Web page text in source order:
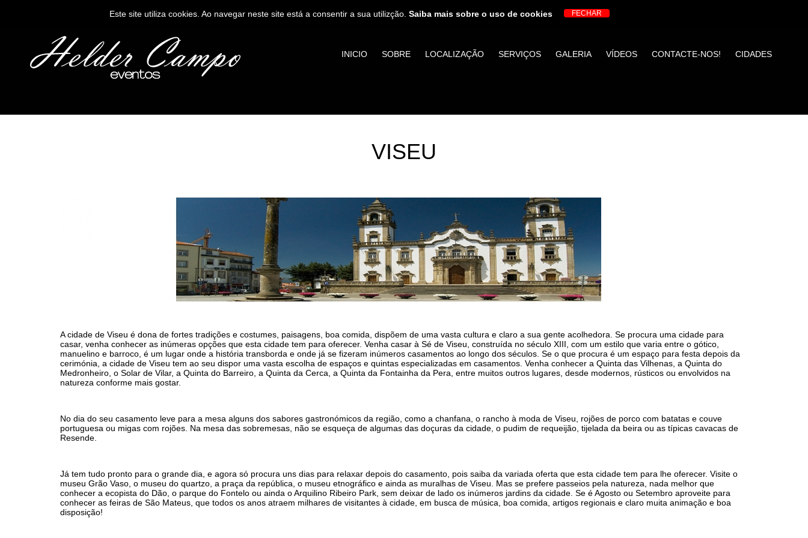
INICIO SOBRE LOCALIZAÇÃO SERVIÇOS GALERIA VÍDEOS CONTACTE-NOS! CIDADES
VISEU
A cidade de Viseu é dona de fortes tradições e costumes, paisagens, boa comida, dispõem de uma vasta cultura e claro a sua gente acolhedora. Se procura uma cidade para
casar, venha conhecer as inúmeras opções que esta cidade tem para oferecer. Venha casar à Sé de Viseu, construída no século XIII, com um estilo que varia entre o gótico,
manuelino e barroco, é um lugar onde a história transborda e onde já se fizeram inúmeros casamentos ao longo dos séculos. Se o que procura é um espaço para festa depois da
cerimónia, a cidade de Viseu tem ao seu dispor uma vasta escolha de espaços e quintas especializadas em casamentos. Venha conhecer a Quinta das Vilhenas, a Quinta do
Medronheiro, o Solar de Vilar, a Quinta do Barreiro, a Quinta da Cerca, a Quinta da Fontainha da Pera, entre muitos outros lugares, desde modernos, rústicos ou envolvidos na
natureza conforme mais gostar.
No dia do seu casamento leve para a mesa alguns dos sabores gastronómicos da região, como a chanfana, o rancho à moda de Viseu, rojões de porco com batatas e couve
portuguesa ou migas com rojões. Na mesa das sobremesas, não se esqueça de algumas das doçuras da cidade, o pudim de requeijão, tijelada da beira ou as típicas cavacas de
Resende.
Já tem tudo pronto para o grande dia, e agora só procura uns dias para relaxar depois do casamento, pois saiba da variada oferta que esta cidade tem para lhe oferecer. Visite o
museu Grão Vaso, o museu do quartzo, a praça da república, o museu etnográfico e ainda as muralhas de Viseu. Mas se prefere passeios pela natureza, nada melhor que
conhecer a ecopista do Dão, o parque do Fontelo ou ainda o Arquilino Ribeiro Park, sem deixar de lado os inúmeros jardins da cidade. Se é Agosto ou Setembro aproveite para
conhecer as feiras de São Mateus, que todos os anos atraem milhares de visitantes à cidade, em busca de música, boa comida, artigos regionais e claro muita animação e boa
disposição!
Este site utiliza cookies. Ao navegar neste site está a consentir a sua utilizção. Saiba mais sobre o uso de cookies